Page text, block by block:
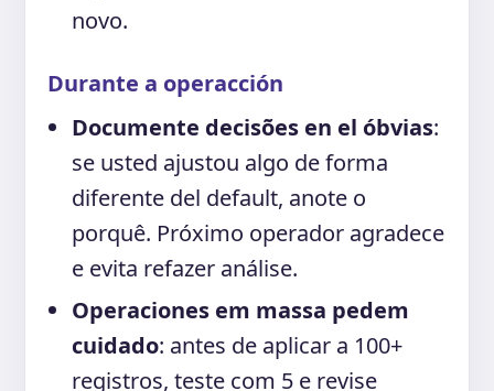
novo.
Durante a operacción
Documente decisões en el óbvias:
se usted ajustou algo de forma
diferente del default, anote o
porquê. Próximo operador agradece
e evita refazer análise.
Operaciones em massa pedem
cuidado: antes de aplicar a 100+
registros, teste com 5 e revise